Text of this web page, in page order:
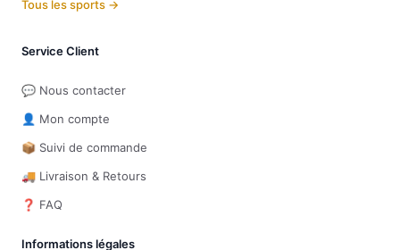
Tous les sports →
Service Client
💬 Nous contacter
👤 Mon compte
📦 Suivi de commande
🚚 Livraison & Retours
❓ FAQ
Informations légales